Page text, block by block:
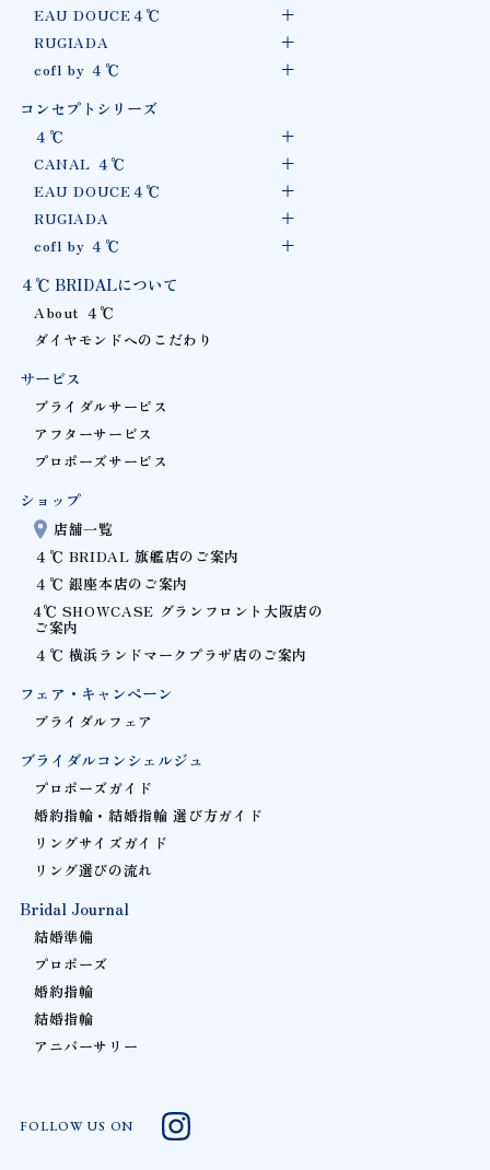
EAU DOUCE４℃
RUGIADA
cofl by ４℃
コンセプトシリーズ
４℃
CANAL ４℃
EAU DOUCE４℃
RUGIADA
cofl by ４℃
４℃ BRIDALについて
About ４℃
ダイヤモンドへのこだわり
サービス
ブライダルサービス
アフターサービス
プロポーズサービス
ショップ
店舗一覧
４℃ BRIDAL 旗艦店のご案内
４℃ 銀座本店のご案内
4℃ SHOWCASE グランフロント大阪店の
ご案内
４℃ 横浜ランドマークプラザ店のご案内
フェア・キャンペーン
ブライダルフェア
ブライダルコンシェルジュ
プロポーズガイド
婚約指輪・結婚指輪 選び方ガイド
リングサイズガイド
リング選びの流れ
Bridal Journal
結婚準備
プロポーズ
婚約指輪
結婚指輪
アニバーサリー
FOLLOW US ON